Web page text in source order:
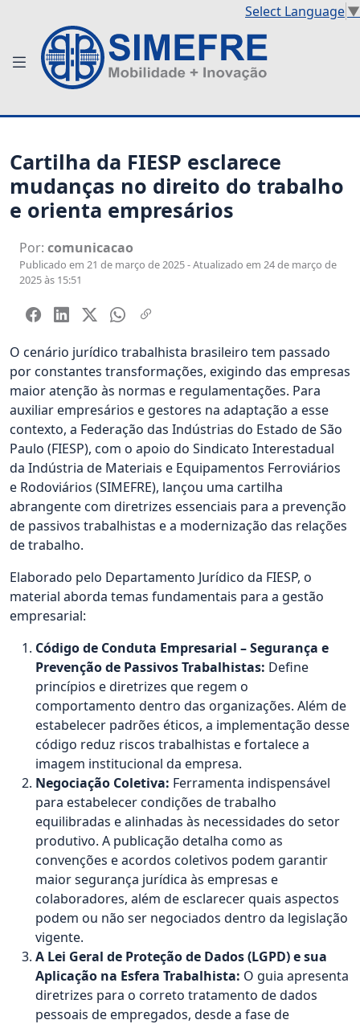
Select Language▼
Cartilha da FIESP esclarece
mudanças no direito do trabalho
e orienta empresários
Por: comunicacao
Publicado em 21 de março de 2025 - Atualizado em 24 de março de
2025 às 15:51
O cenário jurídico trabalhista brasileiro tem passado
por constantes transformações, exigindo das empresas
maior atenção às normas e regulamentações. Para
auxiliar empresários e gestores na adaptação a esse
contexto, a Federação das Indústrias do Estado de São
Paulo (FIESP), com o apoio do Sindicato Interestadual
da Indústria de Materiais e Equipamentos Ferroviários
e Rodoviários (SIMEFRE), lançou uma cartilha
abrangente com diretrizes essenciais para a prevenção
de passivos trabalhistas e a modernização das relações
de trabalho.
Elaborado pelo Departamento Jurídico da FIESP, o
material aborda temas fundamentais para a gestão
empresarial:
Código de Conduta Empresarial – Segurança e
Prevenção de Passivos Trabalhistas: Define
princípios e diretrizes que regem o
comportamento dentro das organizações. Além de
estabelecer padrões éticos, a implementação desse
código reduz riscos trabalhistas e fortalece a
imagem institucional da empresa.
Negociação Coletiva: Ferramenta indispensável
para estabelecer condições de trabalho
equilibradas e alinhadas às necessidades do setor
produtivo. A publicação detalha como as
convenções e acordos coletivos podem garantir
maior segurança jurídica às empresas e
colaboradores, além de esclarecer quais aspectos
podem ou não ser negociados dentro da legislação
vigente.
A Lei Geral de Proteção de Dados (LGPD) e sua
Aplicação na Esfera Trabalhista: O guia apresenta
diretrizes para o correto tratamento de dados
pessoais de empregados, desde a fase de